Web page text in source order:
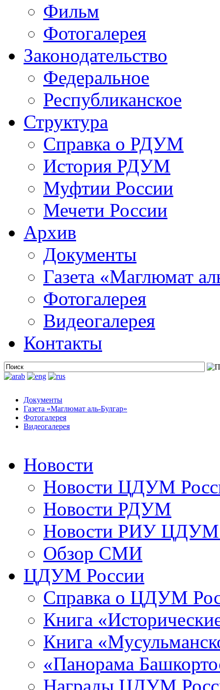
Фильм
Фотогалерея
Законодательство
Федеральное
Республиканское
Структура
Справка о РДУМ
История РДУМ
Муфтии России
Мечети России
Архив
Документы
Газета «Маглюмат
Фотогалерея
Видеогалерея
Контакты
Документы
Газета «Маглюмат аль-Булгар»
Фотогалерея
Видеогалерея
Новости
Новости ЦДУМ
Новости РДУМ
Новости РИУ ЦДУМ
Обзор СМИ
ЦДУМ России
Справка о ЦДУМ
Книга
Книга
«Панорама